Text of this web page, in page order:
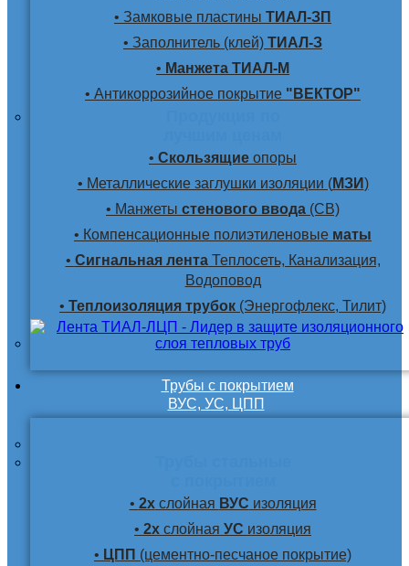
• Замковые пластины ТИАЛ-ЗП
• Заполнитель (клей) ТИАЛ-З
• Манжета ТИАЛ-М
• Антикоррозийное покрытие "ВЕКТОР"
• Скользящие опоры
• Металлические заглушки изоляции (МЗИ)
• Манжеты стенового ввода (СВ)
• Компенсационные полиэтиленовые маты
• Сигнальная лентаТеплосеть, Канализация,
Водоповод
• Теплоизоляция трубок (Энергофлекс, Тилит)
Трубы с покрытием
ВУС, УС, ЦПП
• 2хслойная ВУС изоляция
• 2х слойная УС изоляция
• ЦПП (цементно-песчаное покрытие)